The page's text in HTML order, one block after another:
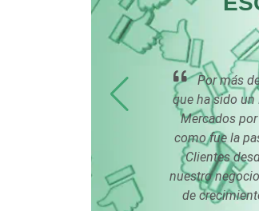
Clínicas de
Cocinas Integrales
Computadoras
Contadores
Por más
que ha sido un
Mercados
como fue la
Clientes
nuestro
de